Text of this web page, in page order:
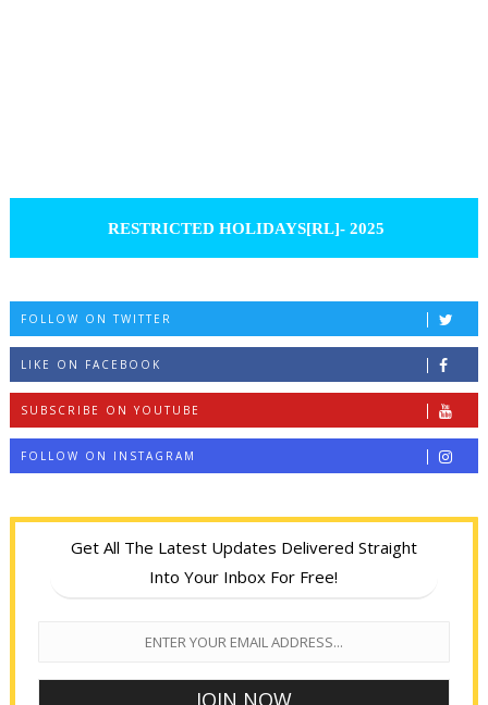
RESTRICTED HOLIDAYS[RL]- 2025
FOLLOW ON TWITTER
LIKE ON FACEBOOK
SUBSCRIBE ON YOUTUBE
FOLLOW ON INSTAGRAM
Get All The Latest Updates Delivered Straight
Into Your Inbox For Free!